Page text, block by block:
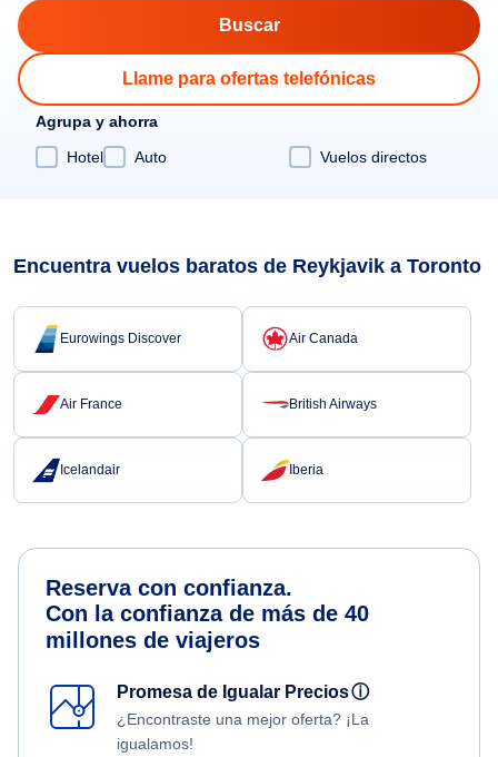
Llame para ofertas telefónicas
Agrupa y ahorra
Hotel
Auto Vuelos directos
Encuentra vuelos baratos de Reykjavik a Toronto
Eurowings Discover Air Canada
Air France British Airways
Icelandair Iberia
Reserva con confianza.
Con la confianza de más de 40
millones de viajeros
Promesa de Igualar Preciosⓘ
¿Encontraste una mejor oferta? ¡La
igualamos!